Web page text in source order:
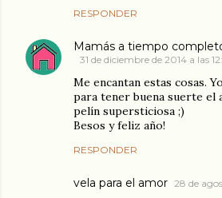
RESPONDER
Mamás a tiempo
31 de diciembre de 2014 a las
Me encantan estas cosas.
para tener buena suerte el
pelín supersticiosa ;)
Besos y feliz año!
RESPONDER
vela para el amor 28 de